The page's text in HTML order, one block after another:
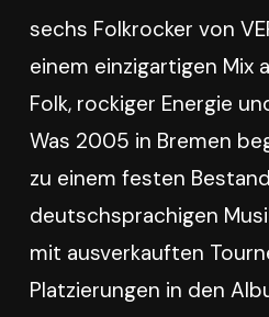
sechs Folkrocker von
einem einzigartigen Mix
Folk, rockiger Energie
Was 2005 in Bremen
zu einem festen
deutschsprachigen
mit ausverkauften
Platzierungen in den